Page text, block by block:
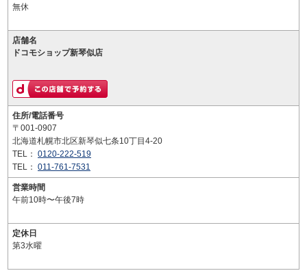
無休
店舗名
ドコモショップ新琴似店
住所/電話番号
〒001-0907
北海道札幌市北区新琴似七条10丁目4-20
TEL： 0120-222-519
TEL： 011-761-7531
営業時間
午前10時〜午後7時
定休日
第3水曜